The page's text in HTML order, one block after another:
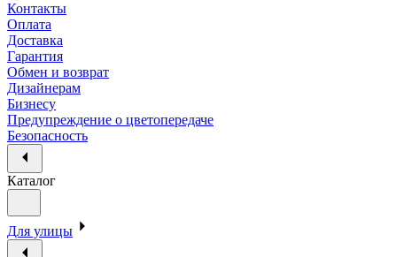
Контакты
Оплата
Доставка
Гарантия
Обмен и возврат
Дизайнерам
Бизнесу
Предупреждение о цветопередаче
Безопасность
Каталог
Для улицы